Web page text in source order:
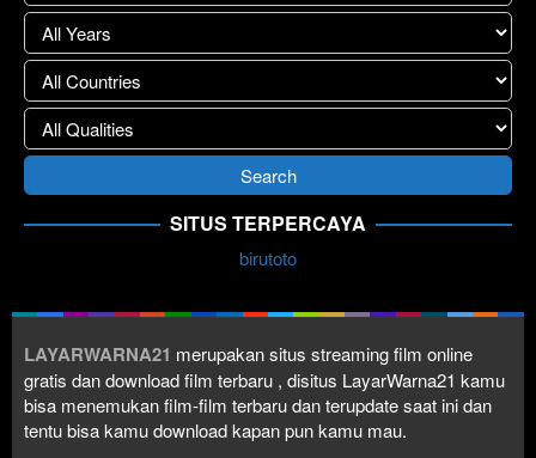
SITUS TERPERCAYA
birutoto
LAYARWARNA21 merupakan situs streaming film online
gratis dan download film terbaru , disitus LayarWarna21 kamu
bisa menemukan film-film terbaru dan terupdate saat ini dan
tentu bisa kamu download kapan pun kamu mau.